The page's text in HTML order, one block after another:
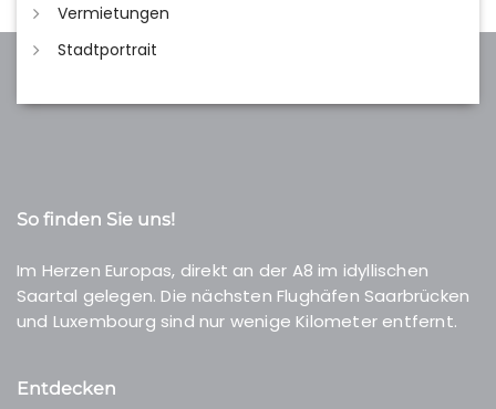
Vermietungen
Stadtportrait
So finden Sie uns!
Im Herzen Europas, direkt an der A8 im idyllischen
Saartal gelegen. Die nächsten Flughäfen Saarbrücken
und Luxembourg sind nur wenige Kilometer entfernt.
Entdecken